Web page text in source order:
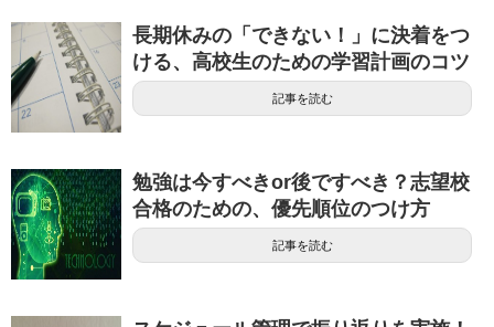
長期休みの「できない！」に決着をつ
ける、高校生のための学習計画のコツ
記事を読む
勉強は今すべきor後ですべき？志望校
合格のための、優先順位のつけ方
記事を読む